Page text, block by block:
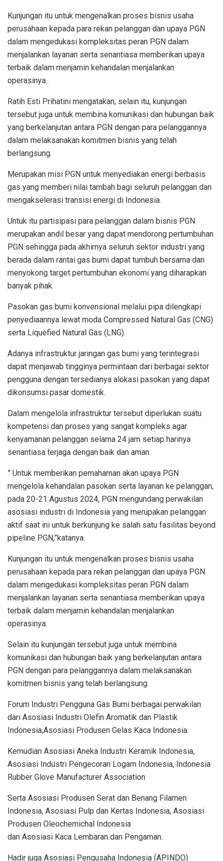
Kunjungan itu untuk mengenalkan proses bisnis usaha
perusahaan kepada para rekan pelanggan dan upaya PGN
dalam mengedukasi kompleksitas peran PGN dalam
menjalankan layanan serta senantiasa memberikan upaya
terbaik dalam menjamin kehandalan menjalankan
operasinya..
Ratih Esti Prihatini mengatakan, selain itu, kunjungan
tersebut juga untuk membina komunikasi dan hubungan baik
yang berkelanjutan antara PGN dengan para pelanggannya
dalam melaksanakan komitmen bisnis yang telah
berlangsung.
Merupakan misi PGN untuk menyediakan energi berbasis
gas yang memberi nilai tambah bagi seluruh pelanggan dan
mengakselerasi transisi energi di Indonesia.
Untuk itu partisipasi para pelanggan dalam bisnis PGN
merupakan andil besar yang dapat mendorong pertumbuhan
PGN sehingga pada akhirnya seluruh sektor industri yang
berada dalam rantai gas bumi dapat tumbuh bersama dan
menyokong target pertumbuhan ekonomi yang diharapkan
banyak pihak.
Pasokan gas bumi konvensional melalui pipa dilengkapi
penyediaannya lewat moda Compressed Natural Gas (CNG)
serta Liquefied Natural Gas (LNG).
Adanya infrastruktur jaringan gas bumi yang terintegrasi
dapat menjawab tingginya permintaan dari berbagai sektor
pengguna dengan tersedianya alokasi pasokan yang dapat
dikonsumsi pasar domestik.
Dalam mengelola infrastruktur tersebut diperlukan suatu
kompetensi dan proses yang sangat kompleks agar
kenyamanan pelanggan selama 24 jam setiap harinya
senantiasa terjaga dengan baik dan aman.
” Untuk memberikan pemahaman akan upaya PGN
mengelola kehandalan pasokan serta layanan ke pelanggan,
pada 20-21 Agustus 2024, PGN mengundang perwakilan
asosiasi industri di Indonesia yang merupakan pelanggan
aktif saat ini untuk berkunjung ke salah satu fasilitas beyond
pipeline PGN,”katanya.
Kunjungan itu untuk mengenalkan proses bisnis usaha
perusahaan kepada para rekan pelanggan dan upaya PGN
dalam mengedukasi kompleksitas peran PGN dalam
menjalankan layanan serta senantiasa memberikan upaya
terbaik dalam menjamin kehandalan menjalankan
operasinya.
Selain itu kunjungan tersebut juga untuk membina
komunikasi dan hubungan baik yang berkelanjutan antara
PGN dengan para pelanggannya dalam melaksanakan
komitmen bisnis yang telah berlangsung.
Forum Industri Pengguna Gas Bumi berbagai perwakilan
dari Asosiasi Industri Olefin Aromatik dan Plastik
Indonesia,Asosiasi Produsen Gelas Kaca Indonesia.
Kemudian Asosiasi Aneka Industri Keramik Indonesia,
Asosiasi Industri Pengecoran Logam Indonesia, Indonesia
Rubber Glove Manufacturer Association
Serta Asosiasi Produsen Serat dan Benang Filamen
Indonesia, Asosiasi Pulp dan Kertas Indonesia, Asosiasi
Produsen Oleochemichal Indonesia
dan Asosiasi Kaca Lembaran dan Pengaman.
Hadir juga Asosiasi Pengusaha Indonesia (APINDO)